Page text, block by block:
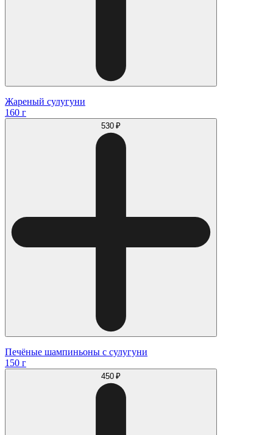
Жареный сулугуни
160 г
530 ₽
Печёные шампиньоны с сулугуни
150 г
450 ₽